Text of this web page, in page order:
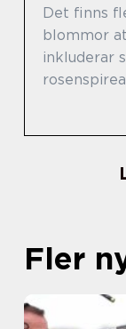
Det finns
blommor
inkluderar
Fler